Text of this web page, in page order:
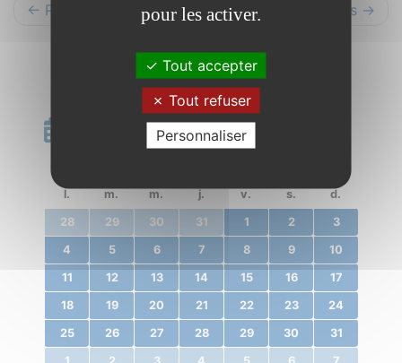
← Précédents Suivants →
Calendrier
l.
m. m. j. v. s. d.
28 29 30 31 1 2 3
4 5 6 7 8 9 10
11 12 13 14 15 16 17
18 19 20 21 22 23 24
25 26 27 28 29 30 31
pour les activer.
Tout accepter
Tout refuser
Personnaliser